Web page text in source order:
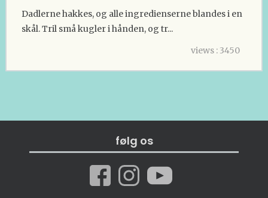
Dadlerne hakkes, og alle ingredienserne blandes i en
skål. Tril små kugler i hånden, og tr...
views : 3450
følg os